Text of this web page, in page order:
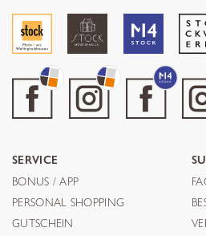
SERVICE
BONUS / APP
PERSONAL SHOPPING
GUTSCHEIN